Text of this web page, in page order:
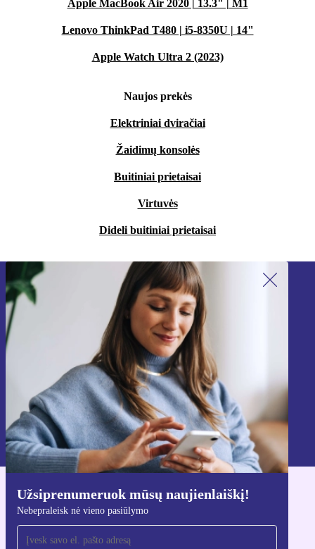
Apple MacBook Air 2020 | 13.3" | M1
Lenovo ThinkPad T480 | i5-8350U | 14"
Apple Watch Ultra 2 (2023)
Naujos prekės
Elektriniai dviračiai
Žaidimų konsolės
Buitiniai prietaisai
Virtuvės
Dideli buitiniai prietaisai
Užsiprenumeruok mūsų naujienlaiškį!
Nebepraleisk nė vieno pasiūlymo
Užsiprenumeruok mūsų naujienlaiškį!
Nebepraleisk nė vieno pasiūlymo.
Registruokitės
Informaciją apie asmens duomenų naudojimą rasi mūsų
Privatumo politikoje.
Atsisiųsti refurbed programėlę
Skirta iOS ir Android